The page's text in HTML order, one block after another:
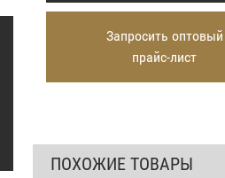
Запросить оптовый
прайс-лист
ПОХОЖИЕ ТОВАРЫ